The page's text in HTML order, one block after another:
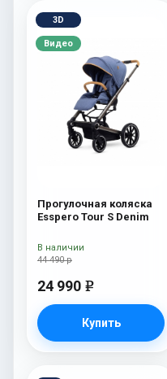
3D
Видео
Прогулочная коляска
Esspero Tour S Denim
44 490 р
24 990 e
Купить
В наличии